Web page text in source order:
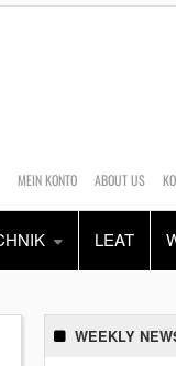
MEIN KONTO ABOUT US
LEATAlles
WEEKLY